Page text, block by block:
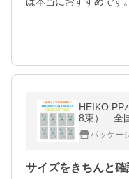
HEIKO PP
8束） 全
マパッケー
サイズをきちんと確